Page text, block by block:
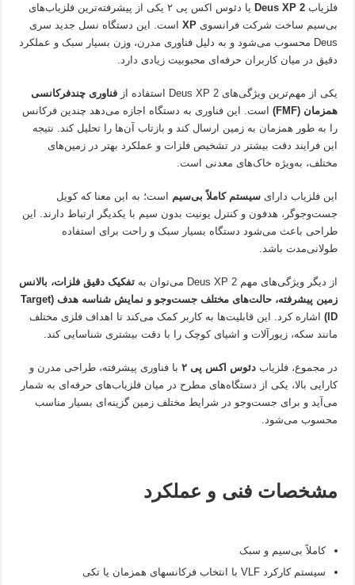
فلزیابDeus XP 2
یا دئوس اکس پی ۲ یکی از پیشرفته‌ترین فلزیاب‌های
بی‌سیم ساخت شرکت فرانسویXP است. این دستگاه نسل جدید سری
Deus محسوب می‌شود و به دلیل فناوری مدرن، وزن بسیار سبک و عملکرد
دقیق در میان کاربران حرفه‌ای محبوبیت زیادی دارد.
یکی از مهم‌ترین ویژگی‌های Deus XP 2 استفاده از
فناوری چندفرکانسی
همزمان (FMF)
است. این فناوری به دستگاه اجازه می‌دهد چندین فرکانس
را به طور همزمان به زمین ارسال کند و بازتاب آن‌ها را تحلیل کند. نتیجه
این فرایند دقت بیشتر در تشخیص فلزات و عملکرد بهتر در زمین‌های
مختلف، به‌ویژه خاک‌های معدنی است.
این فلزیاب دارایسیستم کاملاً بی‌سیم است؛ به این معنا که کویل
جست‌وجوگر، هدفون و کنترل یونیت بدون سیم با یکدیگر ارتباط دارند. این
طراحی باعث می‌شود دستگاه بسیار سبک و راحت برای استفاده
طولانی‌مدت باشد.
از دیگر ویژگی‌های مهم Deus XP 2 می‌توان به
تفکیک دقیق فلزات، بالانس
زمین پیشرفته، حالت‌های مختلف جست‌وجو و نمایش شناسه هدف (Target
ID) اشاره کرد. این قابلیت‌ها به کاربر کمک می‌کند تا اهداف فلزی مختلف
مانند سکه، زیورآلات و اشیای کوچک را با دقت بیشتری شناسایی کند.
در مجموع، فلزیابدئوس اکس پی ۲
با فناوری پیشرفته، طراحی مدرن و
کارایی بالا، یکی از دستگاه‌های مطرح در میان فلزیاب‌های حرفه‌ای به شمار
می‌آید و برای جست‌وجو در شرایط مختلف زمین گزینه‌ای بسیار مناسب
محسوب می‌شود.
مشخصات فنی و عملکرد
کاملاً بی‌سیم و سبک
سیستم کارکرد VLF با انتخاب فرکانسهای همزمان یا تکی